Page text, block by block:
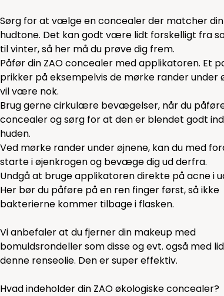
Sørg for at vælge en concealer der matcher din
hudtone. Det kan godt være lidt forskelligt fra
til vinter, så her må du prøve dig frem.
Påfør din ZAO concealer med applikatoren. Et
prikker på eksempelvis de mørke rander under
vil være nok.
Brug gerne cirkulære bevægelser, når du
concealer og sørg for at den er blendet godt
huden.
Ved mørke rander under øjnene, kan du med
starte i øjenkrogen og bevæge dig ud derfra.
Undgå at bruge applikatoren direkte på acne i
Her bør du påføre på en ren finger først, så ikke
bakterierne kommer tilbage i flasken.
Vi anbefaler at du fjerner din makeup med
bomuldsrondeller somdisseog evt. også med
denne renseolie. Den er super effektiv.
Hvad indeholder din ZAO økologiske concealer?